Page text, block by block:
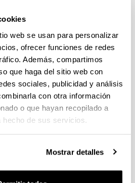
web se usan para personalizar
ofrecer funciones de redes
Además, compartimos
que haga del sitio web con
sociales, publicidad y análisis
con otra información
o que hayan recopilado a
hecho de sus servicios.
Mostrar detalles
LEADER RETAINING
CONTRATACIÓN DE
DOCTOR EN LA UPV/EHU
presentación de solicitudes: 03/06/2026 -
de solicitudes admitidas y
EN FORMACIÓN EN LA EHU